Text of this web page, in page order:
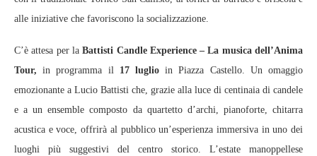
alle iniziative che favoriscono la socializzazione.
C’è attesa per laBattisti Candle Experience – La musica dell’Anima
Tour, in programma il 17 luglio in Piazza Castello. Un omaggio
emozionante a Lucio Battisti che, grazie alla luce di centinaia di candele
e a un ensemble composto da quartetto d’archi, pianoforte, chitarra
acustica e voce, offrirà al pubblico un’esperienza immersiva in uno dei
luoghi più suggestivi del centro storico. L’estate manoppellese